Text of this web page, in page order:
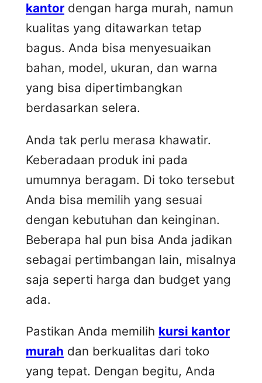
kantor dengan harga murah, namun
kualitas yang ditawarkan tetap
bagus. Anda bisa menyesuaikan
bahan, model, ukuran, dan warna
yang bisa dipertimbangkan
berdasarkan selera.
Anda tak perlu merasa khawatir.
Keberadaan produk ini pada
umumnya beragam. Di toko tersebut
Anda bisa memilih yang sesuai
dengan kebutuhan dan keinginan.
Beberapa hal pun bisa Anda jadikan
sebagai pertimbangan lain, misalnya
saja seperti harga dan budget yang
ada.
Pastikan Anda memilih kursi kantor
murah dan berkualitas dari toko
yang tepat. Dengan begitu, Anda